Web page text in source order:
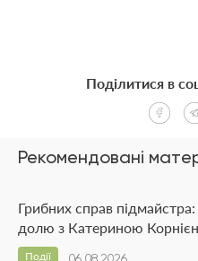
Рекомендовані
Грибних справ
долю з Катериною
Події
Поділитися в